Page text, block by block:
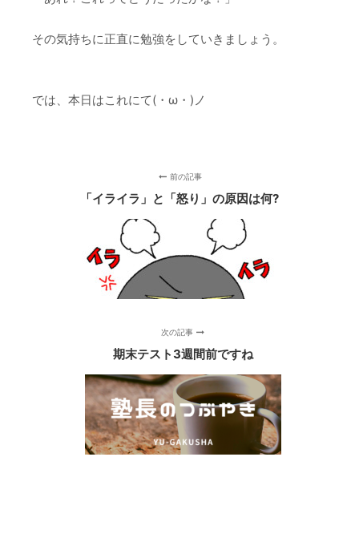
その気持ちに正直に勉強をしていきましょう。
では、本日はこれにて(・ω・)ノ
前の記事
「イライラ」と「怒り」の原因は何?
次の記事
期末テスト3週間前ですね